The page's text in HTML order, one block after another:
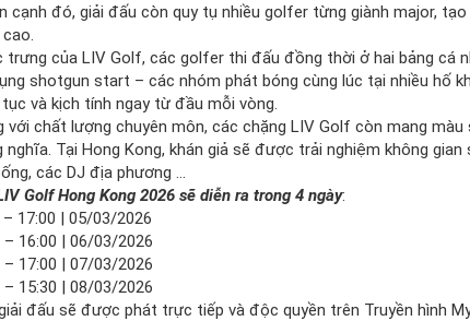
cạnh đó, giải đấu còn quy tụ nhiều golfer từng giành major,
của LIV Golf, các golfer thi đấu đồng thời ở hai bảng cá
shotgun start – các nhóm phát bóng cùng lúc tại nhiều hố
và kịch tính ngay từ đầu mỗi vòng.
với chất lượng chuyên môn, các chặng LIV Golf còn mang
Tại Hong Kong, khán giả sẽ được trải nghiệm không
các DJ địa phương …
Golf Hong Kong 2026 sẽ diễn ra trong 4 ngày:
– 17:00 | 05/03/2026
– 16:00 | 06/03/2026
– 17:00 | 07/03/2026
– 15:30 | 08/03/2026
đấu sẽ được phát trực tiếp và độc quyền trên Truyền hình